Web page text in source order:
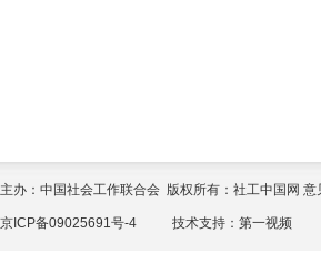
主办：中国社会工作联合会 版权所有：社工中国网
京ICP备09025691号-4 技术支持： 第一视频